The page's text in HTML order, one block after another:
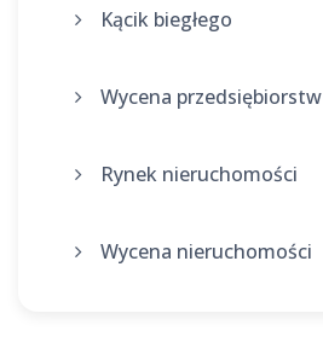
Kącik biegłego
Wycena przedsiębiorstw
Rynek nieruchomości
Wycena nieruchomości